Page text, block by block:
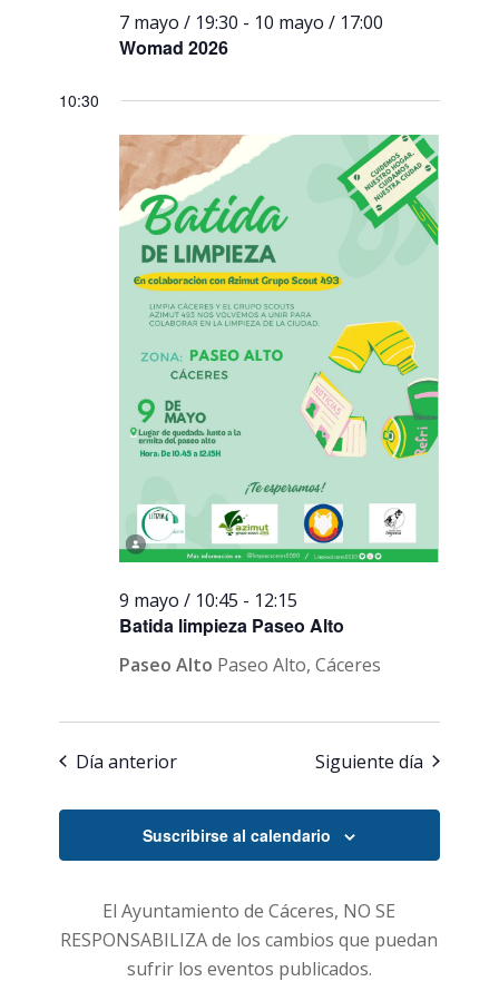
Womad 2026
7 mayo / 19:30 - 10 mayo / 17:00
10:30
Batida limpieza Paseo Alto
9 mayo / 10:45 - 12:15
Paseo Alto Paseo Alto, Cáceres
Día anterior Siguiente día
Suscribirse al calendario
El Ayuntamiento de Cáceres, NO SE
RESPONSABILIZA de los cambios que puedan
sufrir los eventos publicados.